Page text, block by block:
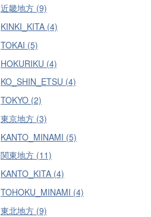
近畿地方 (9)
KINKI_KITA (4)
TOKAI (5)
HOKURIKU (4)
KO_SHIN_ETSU (4)
TOKYO (2)
東京地方 (3)
KANTO_MINAMI (5)
関東地方 (11)
KANTO_KITA (4)
TOHOKU_MINAMI (4)
東北地方 (9)